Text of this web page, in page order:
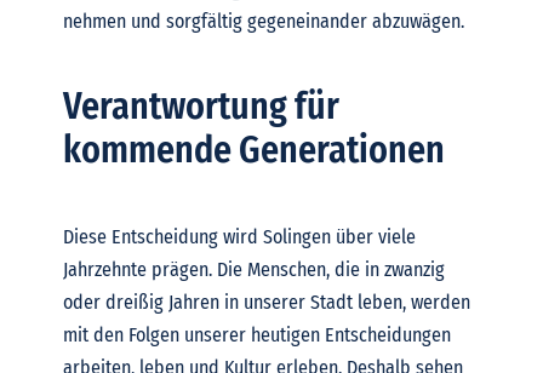
nehmen und sorgfältig gegeneinander abzuwägen.
Verantwortung für
kommende Generationen
Diese Entscheidung wird Solingen über viele
Jahrzehnte prägen. Die Menschen, die in zwanzig
oder dreißig Jahren in unserer Stadt leben, werden
mit den Folgen unserer heutigen Entscheidungen
arbeiten, leben und Kultur erleben. Deshalb sehen